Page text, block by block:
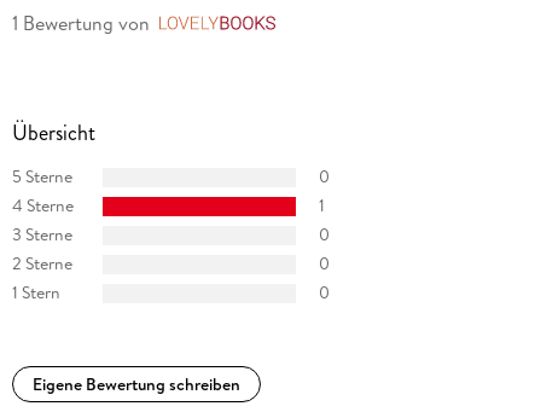
1 Bewertung von
Übersicht
5 Sterne
0
4 Sterne
1
3 Sterne
0
2 Sterne
0
1 Stern
0
Eigene Bewertung schreiben